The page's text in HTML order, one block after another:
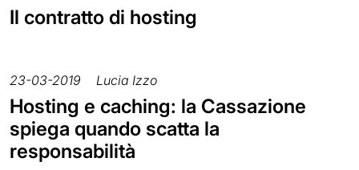
Il contratto di hosting
23-03-2019 Lucia Izzo
Hosting e caching: la Cassazione
spiega quando scatta la
responsabilità